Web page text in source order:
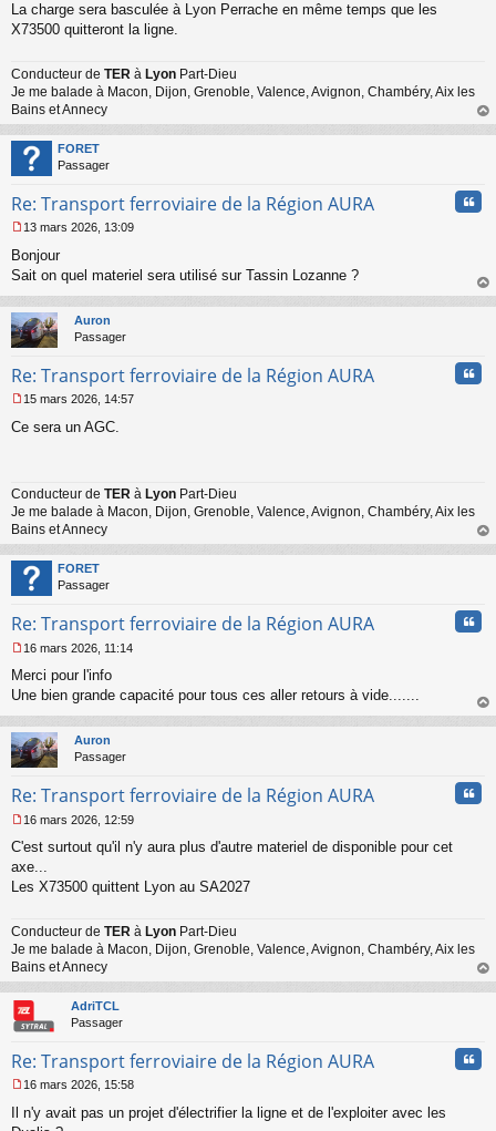
g
e
l
u
La charge sera basculée à Lyon Perrache en même temps que les
X73500 quitteront la ligne.
Conducteur de TER à Lyon Part-Dieu
Je me balade à Macon, Dijon, Grenoble, Valence, Avignon, Chambéry, Aix les
Bains et Annecy
au
FORET
Passager
Re: Transport ferroviaire de la Région AURA
e
s
a
g
e
o
l
u
13 mars 2026, 13:09
Bonjour
Sait on quel materiel sera utilisé sur Tassin Lozanne ?
au
Auron
Passager
Re: Transport ferroviaire de la Région AURA
e
g
e
n
o
n
l
u
15 mars 2026, 14:57
Ce sera un AGC.
Conducteur de TER à Lyon Part-Dieu
Je me balade à Macon, Dijon, Grenoble, Valence, Avignon, Chambéry, Aix les
Bains et Annecy
au
FORET
Passager
Re: Transport ferroviaire de la Région AURA
e
s
a
g
e
o
l
u
16 mars 2026, 11:14
Merci pour l'info
Une bien grande capacité pour tous ces aller retours à vide.......
au
Auron
Passager
Re: Transport ferroviaire de la Région AURA
e
s
s
e
n
o
n
l
u
16 mars 2026, 12:59
C'est surtout qu'il n'y aura plus d'autre materiel de disponible pour cet
axe...
Les X73500 quittent Lyon au SA2027
Conducteur de TER à Lyon Part-Dieu
Je me balade à Macon, Dijon, Grenoble, Valence, Avignon, Chambéry, Aix les
Bains et Annecy
au
AdriTCL
Passager
Re: Transport ferroviaire de la Région AURA
e
16 mars 2026, 15:58
Il n'y avait pas un projet d'électrifier la ligne et de l'exploiter avec les